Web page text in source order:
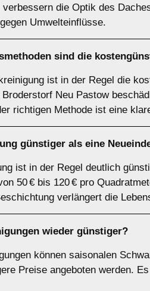
die Optik des
Umwelteinflüsse.
sind die
ist in der Regel die
Neu Pastow
richtigen Methode ist eine
günstiger als eine
ist in der Regel deutlich
50 € bis 120 € pro
verlängert die
wieder günstiger?
können saisonalen
Preise angeboten werden.